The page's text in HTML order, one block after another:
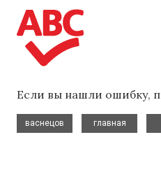
Если вы нашли ошибку,
васнецов
главная